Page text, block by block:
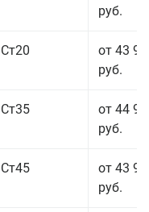
руб.
Ст20
от 43
руб.
Ст35
от 44
руб.
Ст45
от 43
руб.